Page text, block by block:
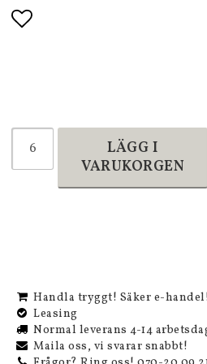
LÄGG I
VARUKORGEN
Handla tryggt! Säker e-
Leasing
Normal leverans 4-14
Maila oss, vi svarar snabbt!